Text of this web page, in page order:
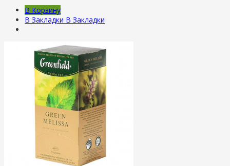
В Корзину
В Закладки В Закладки